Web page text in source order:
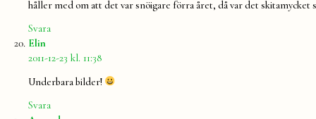
håller med om att det var snöigare förra året, då var det skitamycket
Svara
Elin
2011-12-23 kl. 11:38
Underbara bilder!
Svara